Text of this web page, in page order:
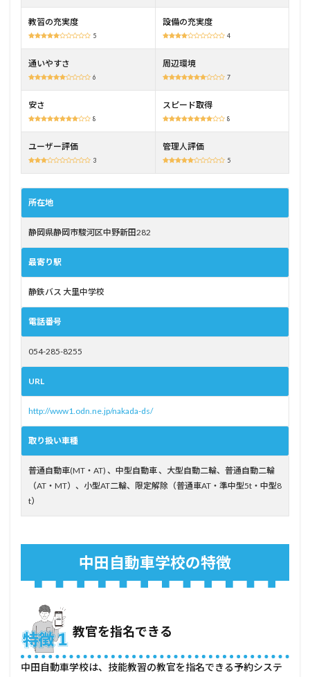
る
2.3
個性
な教
官が
揃っ
る
中田
自動
校を
お勧
めし
たい
3.1
自宅
から
を予
約し
たい
設備
が古
くて
も気
い方
い
た方
がい
い人
4.1
料金
教習の充実度
5
設備の充実度
4
通いやすさ
6
周辺環境
7
安さ
8
スピード取得
8
ユーザー評価
3
管理人評価
5
所在地
静岡県静岡市駿河区中野新田282
最寄り駅
静鉄バス 大里中学校
電話番号
054-285-8255
URL
http://www1.odn.ne.jp/nakada-ds/
取り扱い車種
普通自動車(MT・AT) 、中型自動車 、大型自動二輪、普通自動二輪
（AT・MT）、小型AT二輪、限定解除（普通車AT・準中型5t・中型8
t）
中田自動車学校の特徴
教官を指名できる
中田自動車学校は、技能教習の教官を指名できる予約システ